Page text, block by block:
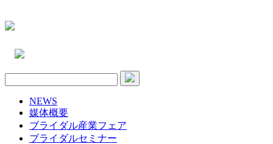
NEWS
媒体概要
ブライダル産業フェア
ブライダルセミナー